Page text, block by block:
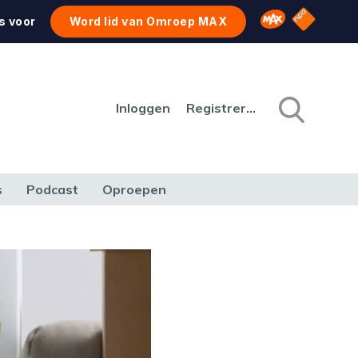
voor Word lid van Omroep MAX Omroep MAX
NPO
Inloggen Registreren
Podcast Oproepen